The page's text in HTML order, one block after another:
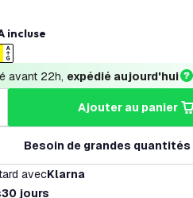
incluse
avant 22h, expédié aujourd'hui
la quantité
ajouter au panier
Besoin de grandes quantités
avecKlarna
30 jours